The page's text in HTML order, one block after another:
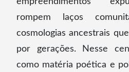
rompem laços
cosmologias ancestrais
por gerações. Nesse
como matéria poética e